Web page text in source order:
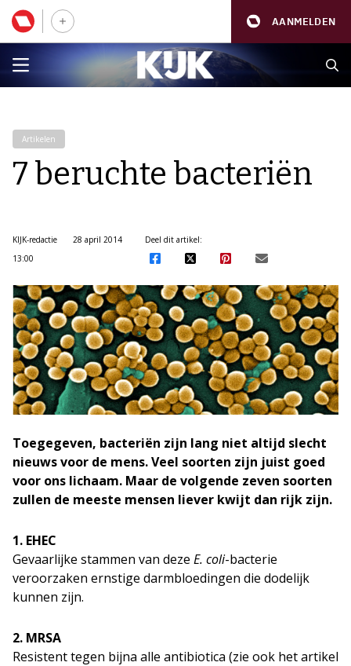
AANMELDEN
Artikelen
7 beruchte bacteriën
KIJK-redactie
28 april 2014
13:00
Deel dit artikel:
Toegegeven, bacteriën zijn lang niet altijd slecht
nieuws voor de mens. Veel soorten zijn juist goed
voor ons lichaam. Maar de volgende zeven soorten
zullen de meeste mensen liever kwijt dan rijk zijn.
1. EHEC
Gevaarlijke stammen van deze E. coli-bacterie
veroorzaken ernstige darmbloedingen die dodelijk
kunnen zijn.
2. MRSA
Resistent tegen bijna alle antibiotica (zie ook het artikel